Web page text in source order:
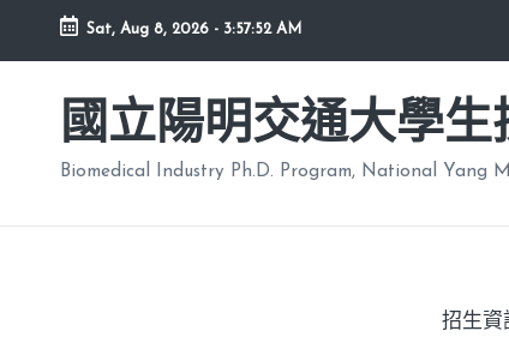
Sat, Aug 8, 2026 - 3:57:53 AM
國立陽明交通大學
Biomedical Industry Ph.D. Program, National Yang
招生資